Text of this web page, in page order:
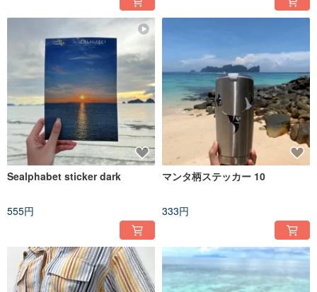
Sealphabet sticker dark
555円
マンタ柄ステッカー 10
333円